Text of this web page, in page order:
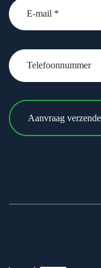
Telefoonnummer